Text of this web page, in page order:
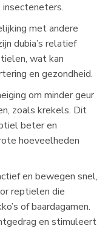
insecteneters.
met andere
dubia’s relatief
wat kan
en gezondheid.
om minder geur
zoals krekels. Dit
beter en
hoeveelheden
en bewegen snel,
reptielen die
of baardagamen.
en stimuleert